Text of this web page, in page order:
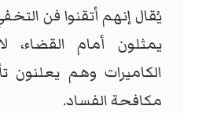
يُقال إنهم أتقنوا فن
يمثلون أمام القضاء،
الكاميرات وهم يعلنون
مكافحة الفساد.